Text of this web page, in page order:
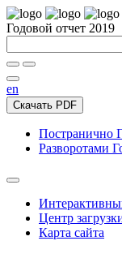
Годовой отчет 2019
en
Скачать PDF
Постранично
Разворотами
Центр
Карта сайта